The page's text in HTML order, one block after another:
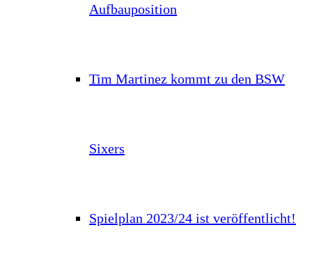
Aufbauposition
Tim Martinez kommt zu den BSW
Sixers
Spielplan 2023/24 ist veröffentlicht!